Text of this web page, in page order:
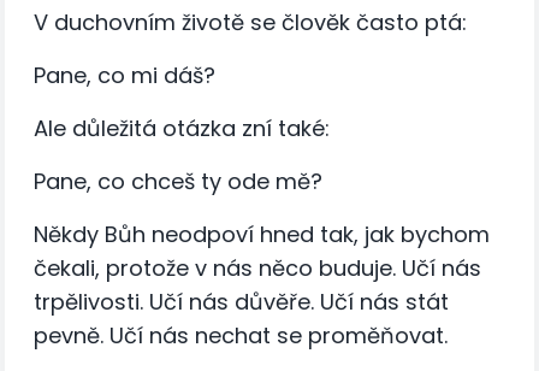
V duchovním životě se člověk často ptá:
Pane, co mi dáš?
Ale důležitá otázka zní také:
Pane, co chceš ty ode mě?
Někdy Bůh neodpoví hned tak, jak bychom
čekali, protože v nás něco buduje. Učí nás
trpělivosti. Učí nás důvěře. Učí nás stát
pevně. Učí nás nechat se proměňovat.